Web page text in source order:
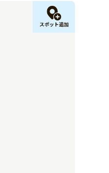
スポット追加